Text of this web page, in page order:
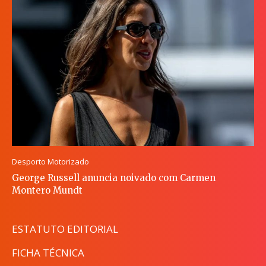
Desporto Motorizado
George Russell anuncia noivado com Carmen
Montero Mundt
ESTATUTO EDITORIAL
FICHA TÉCNICA